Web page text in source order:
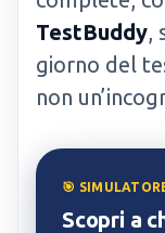
TestBuddy,
giorno del
non
🎯
Scopri a